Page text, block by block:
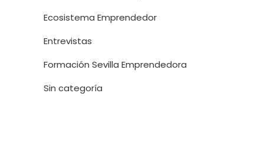
Ecosistema Emprendedor
Entrevistas
Formación Sevilla Emprendedora
Sin categoría